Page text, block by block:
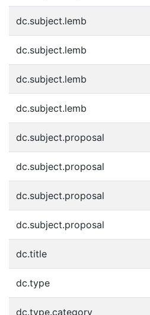
dc.subject.lemb
dc.subject.lemb
dc.subject.lemb
dc.subject.lemb
dc.subject.proposal
dc.subject.proposal
dc.subject.proposal
dc.subject.proposal
dc.title
dc.type
dc.type.category